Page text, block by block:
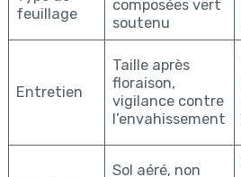
feuillage
composées vert
soutenu
Entretien
Taille après
floraison,
vigilance contre
l’envahissement
Sol aéré, non